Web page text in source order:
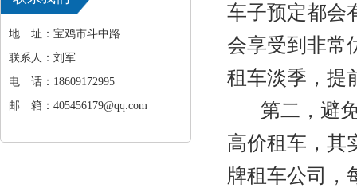
地 址：宝鸡市斗中路
联系人：刘军
电 话：18609172995
邮 箱：405456179@qq.com
车子预定都会
会享受到非常
租车淡季，提
第二，避免
高价租车，其
牌租车公司，